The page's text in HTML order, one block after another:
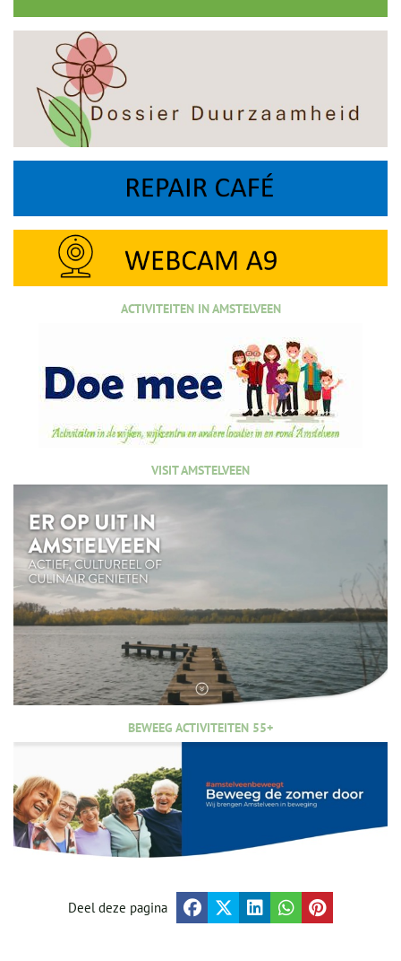
ACTIVITEITEN IN AMSTELVEEN
VISIT AMSTELVEEN
BEWEEG ACTIVITEITEN 55+
Deel deze pagina